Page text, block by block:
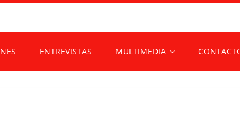
ENTREVISTAS MULTIMEDIA